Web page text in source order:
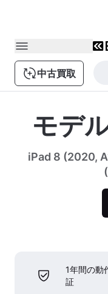
中古買取
モデ
iPad 8 (2020,
1年間の動
証